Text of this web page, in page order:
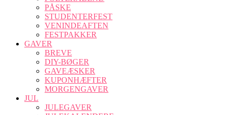
PÅSKE
STUDENTERFEST
VENINDEAFTEN
FESTPAKKER
GAVER
BREVE
DIY-BØGER
GAVEÆSKER
KUPONHÆFTER
MORGENGAVER
JUL
JULEGAVER